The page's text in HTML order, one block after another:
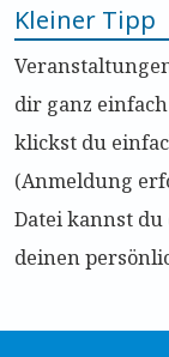
Kleiner Tipp
dir ganz
klickst du
(Anmeldung
Datei kannst
deinen